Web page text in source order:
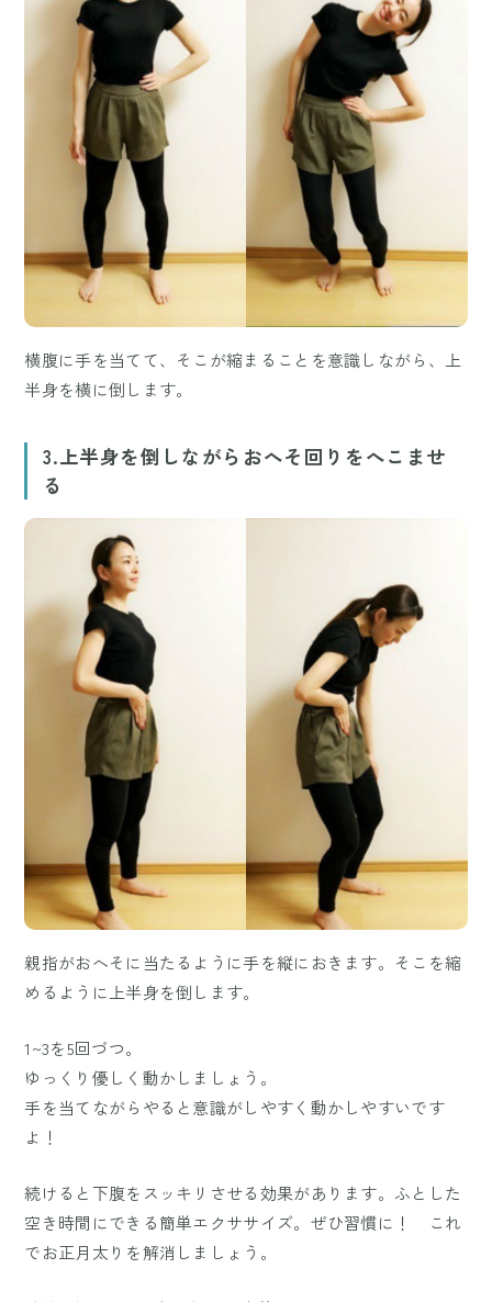
横腹に手を当てて、そこが縮まることを意識しながら、上
半身を横に倒します。
3.上半身を倒しながらおへそ回りをへこませ
る
親指がおへそに当たるように手を縦におきます。そこを縮
めるように上半身を倒します。
1~3を5回づつ。
ゆっくり優しく動かしましょう。
手を当てながらやると意識がしやすく動かしやすいです
よ！
続けると下腹をスッキリさせる効果があります。ふとした
空き時間にできる簡単エクササイズ。ぜひ習慣に！ これ
でお正月太りを解消しましょう。